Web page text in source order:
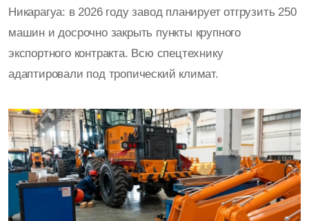
Никарагуа: в 2026 году завод планирует отгрузить 250
машин и досрочно закрыть пункты крупного
экспортного контракта. Всю спецтехнику
адаптировали под тропический климат.